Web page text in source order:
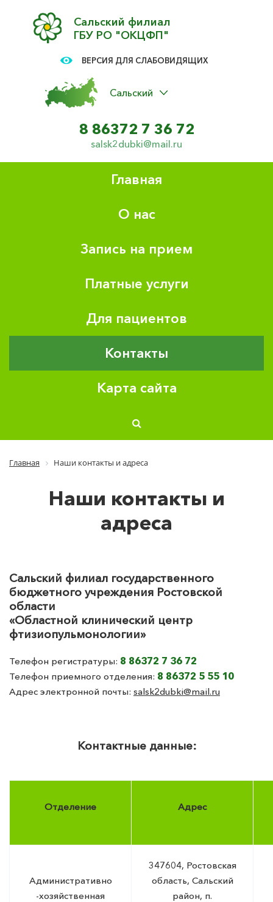
Сальский филиал
ГБУ РО "ОКЦФП"
ВЕРСИЯ ДЛЯ СЛАБОВИДЯЩИХ
Сальский
8 86372 7 36 72
salsk2dubki@mail.ru
Главная
О нас
Запись на прием
Платные услуги
Для пациентов
Контакты
Карта сайта
Главная Наши контакты и адреса
Наши контакты и
адреса
Сальский филиал государственного
бюджетного учреждения Ростовской
области
«Областной клинический центр
фтизиопульмонологии»
Телефон регистратуры: 8 86372 7 36 72
Телефон приемного отделения: 8 86372 5 55 10
Адрес электронной почты: salsk2dubki@mail.ru
Контактные данные:
Отделение Адрес
Административно
-хозяйственная
347604, Ростовская
область, Сальский
район, п.